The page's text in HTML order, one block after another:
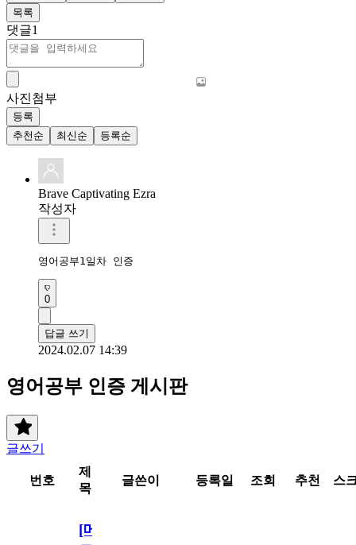
목록
댓글1
사진첨부
등록
추천순
최신순 등록순
Brave Captivating Ezra
작성자
영어공부1일차 인증
0
답글 쓰기
2024.02.07 14:39
영어공부 인증 게시판
글쓰기
번호
제
목
글쓴이 등록일 조회 추천 스
[메